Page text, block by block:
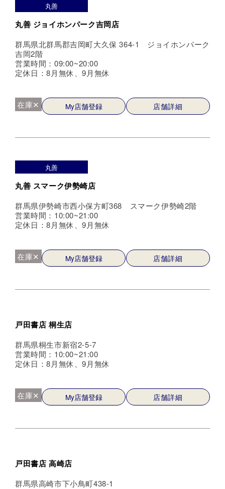
丸善
丸善 ジョイホンパーク吉岡店
群馬県北群馬郡吉岡町大久保 364-1 ジョイホンパーク
吉岡2階
営業時間：09:00~20:00
定休日：8月無休、9月無休
在庫✕ My店舗登録 店舗詳細
丸善
丸善 スマーク伊勢崎店
群馬県伊勢崎市西小保方町368 スマーク伊勢崎2階
営業時間：10:00~21:00
定休日：8月無休、9月無休
在庫✕ My店舗登録 店舗詳細
戸田書店 桐生店
群馬県桐生市新宿2-5-7
営業時間：10:00~21:00
定休日：8月無休、9月無休
在庫✕ My店舗登録 店舗詳細
戸田書店 高崎店
群馬県高崎市下小鳥町438-1